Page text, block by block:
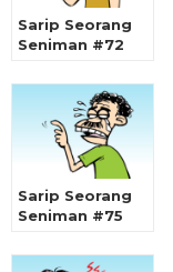
Sarip Seorang
Seniman #72
Sarip Seorang
Seniman #75